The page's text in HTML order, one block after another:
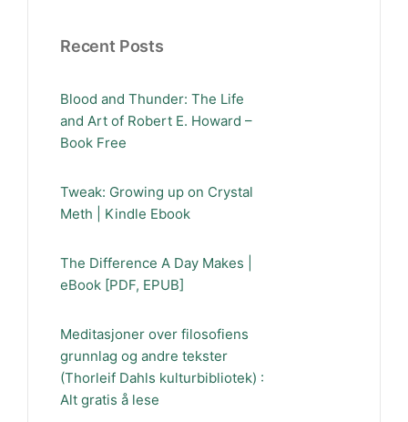
Recent Posts
Blood and Thunder: The Life
and Art of Robert E. Howard –
Book Free
Tweak: Growing up on Crystal
Meth | Kindle Ebook
The Difference A Day Makes |
eBook [PDF, EPUB]
Meditasjoner over filosofiens
grunnlag og andre tekster
(Thorleif Dahls kulturbibliotek) :
Alt gratis å lese